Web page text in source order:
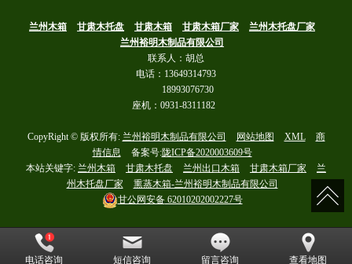
兰州木箱 甘肃木托盘 甘肃木箱 甘肃木箱厂家
兰州木托盘厂家
兰州裕明木制品有限公司
联系人：胡总
电话：13649314793
18993076730
座机：0931-8311182
CopyRight © 版权所有: 兰州裕明木制品有限公司 网站地图 XML
商
情信息
备案号:陇ICP备2020003609号
本站关键字: 兰州木箱 甘肃木托盘 兰州出口木箱 甘肃木箱厂家
兰
州木托盘厂家
熏蒸木箱-兰州裕明木制品有限公司
甘公网安备62010202002227号
电话咨询 短信咨询 留言咨询 查看地图